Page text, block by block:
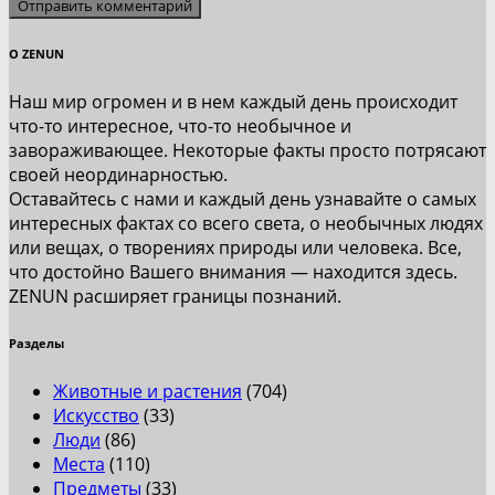
О ZENUN
Наш мир огромен и в нем каждый день происходит
что-то интересное, что-то необычное и
завораживающее. Некоторые факты просто потрясают
своей неординарностью.
Оставайтесь с нами и каждый день узнавайте о самых
интересных фактах со всего света, о необычных людях
или вещах, о творениях природы или человека. Все,
что достойно Вашего внимания — находится здесь.
ZENUN расширяет границы познаний.
Разделы
Животные и растения (704)
Искусство (33)
Люди (86)
Места (110)
Предметы (33)